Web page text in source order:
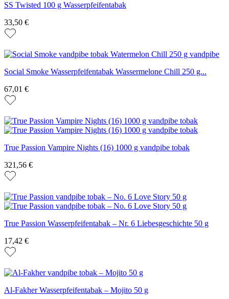
SS Twisted 100 g Wasserpfeifentabak
33,50 €
Social Smoke Wasserpfeifentabak Wassermelone Chill 250 g...
67,01 €
True Passion Vampire Nights (16) 1000 g vandpibe tobak
321,56 €
True Passion Wasserpfeifentabak – Nr. 6 Liebesgeschichte 50 g
17,42 €
Al-Fakher Wasserpfeifentabak – Mojito 50 g